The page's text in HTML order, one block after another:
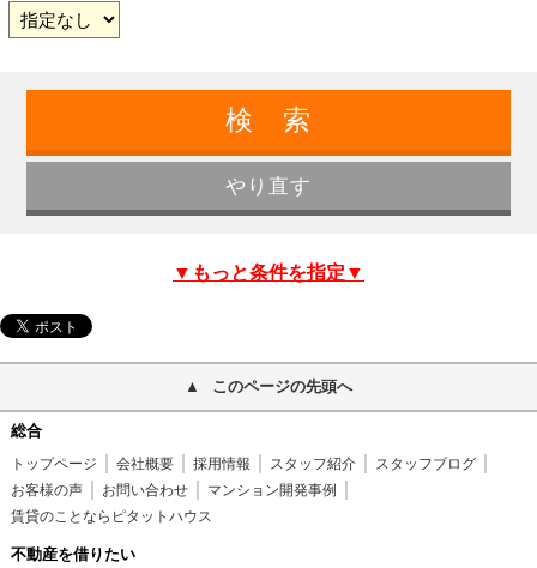
▼もっと条件を指定▼
このページの先頭へ
総合
トップページ 会社概要 採用情報 スタッフ紹介
スタッフブログ
お客様の声
お問い合わせ
マンション開発事例
賃貸のことならピタットハウス
不動産を借りたい